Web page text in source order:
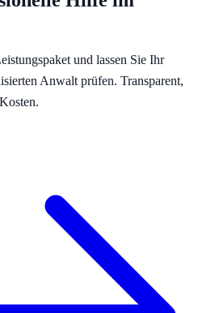
und lassen Sie Ihr
Anwalt prüfen. Transparent,